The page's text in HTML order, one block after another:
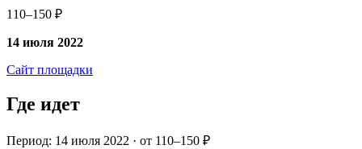
110–150 ₽
14 июля 2022
Сайт площадки
Где идет
Период: 14 июля 2022 · от 110–150 ₽